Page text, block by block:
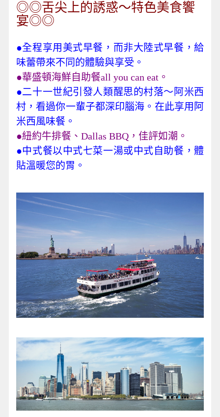
◎◎舌尖上的誘惑～特色美食饗
宴◎◎
●全程享用美式早餐，而非大陸式早餐，給
味蕾帶來不同的體驗與享受。
●華盛頓海鮮自助餐all you can eat。
●二十一世紀引發人類醒思的村落～阿米西
村，看過你一輩子都深印腦海。在此享用阿
米西風味餐。
●紐約牛排餐、Dallas BBQ，佳評如潮。
●中式餐以中式七菜一湯或中式自助餐，體
貼溫暖您的胃。